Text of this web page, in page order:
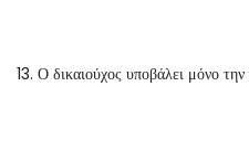
13. Ο δικαιούχος υποβάλει μόνο